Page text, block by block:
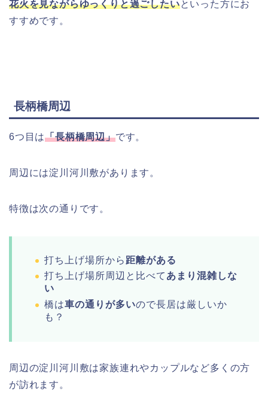
花火を見ながらゆっくりと過ごしたいといった方にお
すすめです。
長柄橋周辺
6つ目は「長柄橋周辺」です。
周辺には淀川河川敷があります。
特徴は次の通りです。
打ち上げ場所から 距離がある
打ち上げ場所周辺と比べて あまり混雑しな
い
橋は車の通りが多いので長居は厳しいか
も？
周辺の淀川河川敷は家族連れやカップルなど多くの方
が訪れます。